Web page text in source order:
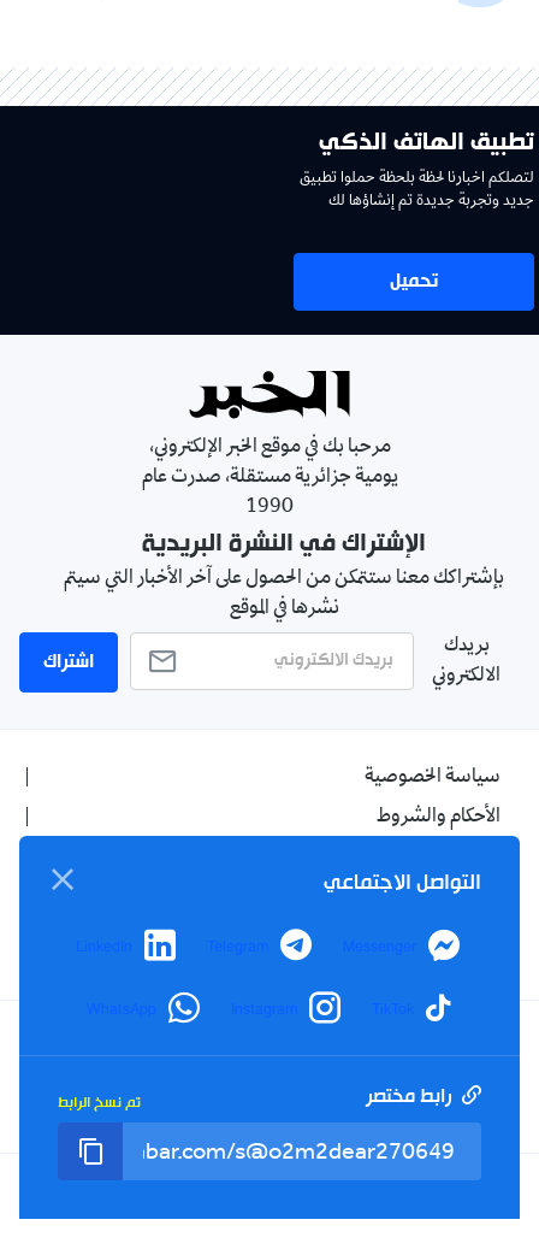
تطبيق الهاتف الذكي
لتصلكم اخبارنا لحظة بلحظة حملوا تطبيق
جديد وتجربة جديدة تم إنشاؤها لك
تحميل
مرحبا بك في موقع الخبر الإلكتروني،
يومية جزائرية مستقلة، صدرت عام
1990
الإشتراك في النشرة البريدية
بإشتراكك معنا ستتمكن من الحصول على آخر الأخبار التي سيتم
نشرها في الموقع
بريدك
الالكتروني
اشتراك
سياسة الخصوصية
الأحكام والشروط
اتصل بنا
من نحن
Facebook
YouTube
TikTok
Twitter
Tel : +213(0)023 31 69 04 - eMail :info@elkhabar.com
التواصل الاجتماعي
Messenger
Telegram
LinkedIn
TikTok
Instagram
WhatsApp
رابط مختصر تم نسخ الرابط